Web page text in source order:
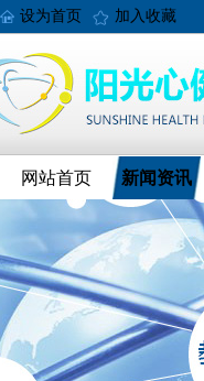
设为首页 加入收藏
网站首页 新闻资讯